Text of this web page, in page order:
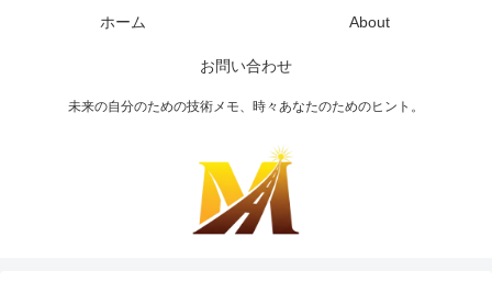
未来の自分のための技術メモ、時々あなたのためのヒント。
ホーム About
お問い合わせ